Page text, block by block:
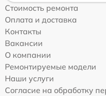
Стоимость ремонта
Оплата и доставка
Контакты
Вакансии
О компании
Ремонтируемые модели
Наши услуги
Согласие на обработку